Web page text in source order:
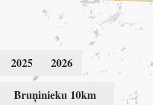
2025 2026
Bruņinieku 10km